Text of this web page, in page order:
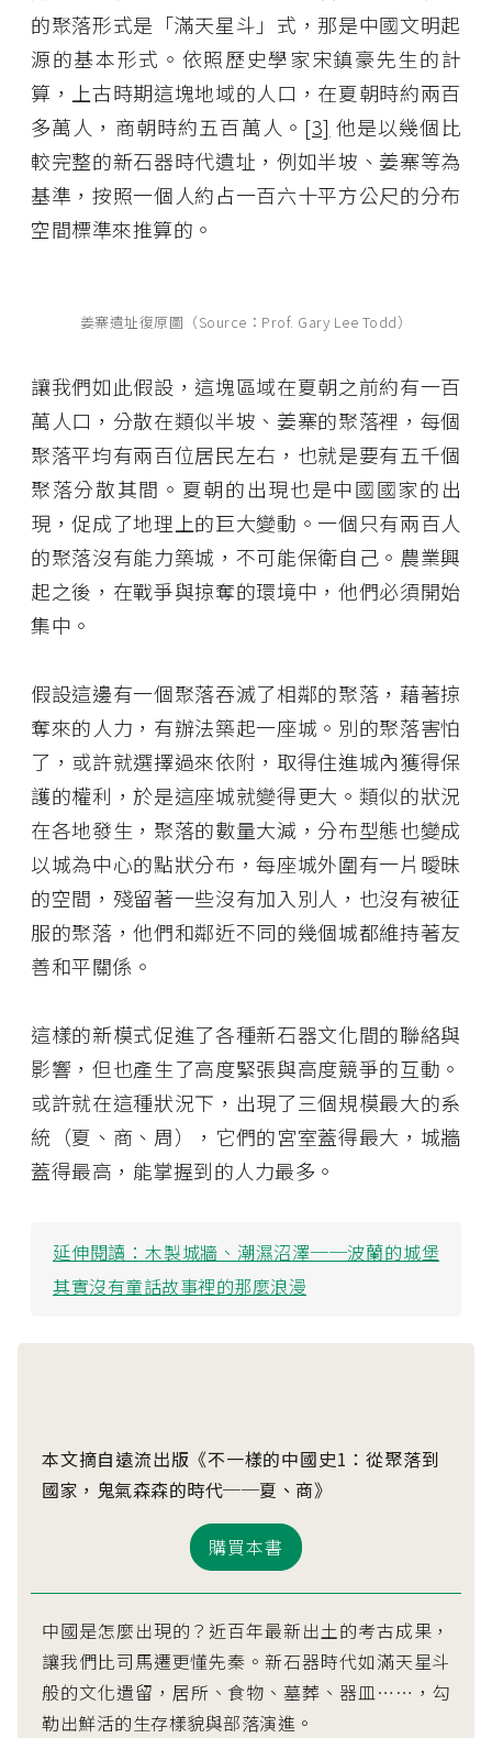
的聚落形式是「滿天星斗」式，那是中國文明起
源的基本形式。依照歷史學家宋鎮豪先生的計
算，上古時期這塊地域的人口，在夏朝時約兩百
多萬人，商朝時約五百萬人。 [3] 他是以幾個比
較完整的新石器時代遺址，例如半坡、姜寨等為
基準，按照一個人約占一百六十平方公尺的分布
空間標準來推算的。
姜寨遺址復原圖（Source：Prof. Gary Lee Todd）
讓我們如此假設，這塊區域在夏朝之前約有一百
萬人口，分散在類似半坡、姜寨的聚落裡，每個
聚落平均有兩百位居民左右，也就是要有五千個
聚落分散其間。夏朝的出現也是中國國家的出
現，促成了地理上的巨大變動。一個只有兩百人
的聚落沒有能力築城，不可能保衛自己。農業興
起之後，在戰爭與掠奪的環境中，他們必須開始
集中。
假設這邊有一個聚落吞滅了相鄰的聚落，藉著掠
奪來的人力，有辦法築起一座城。別的聚落害怕
了，或許就選擇過來依附，取得住進城內獲得保
護的權利，於是這座城就變得更大。類似的狀況
在各地發生，聚落的數量大減，分布型態也變成
以城為中心的點狀分布，每座城外圍有一片曖昧
的空間，殘留著一些沒有加入別人，也沒有被征
服的聚落，他們和鄰近不同的幾個城都維持著友
善和平關係。
這樣的新模式促進了各種新石器文化間的聯絡與
影響，但也產生了高度緊張與高度競爭的互動。
或許就在這種狀況下，出現了三個規模最大的系
統（夏、商、周），它們的宮室蓋得最大，城牆
蓋得最高，能掌握到的人力最多。
延伸閱讀： 木製城牆、潮濕沼澤──波蘭的城堡
其實沒有童話故事裡的那麼浪漫
本文摘自遠流出版《不一樣的中國史1：從聚落到
國家，鬼氣森森的時代──夏、商》
購買本書
中國是怎麼出現的？近百年最新出土的考古成果，
讓我們比司馬遷更懂先秦。新石器時代如滿天星斗
般的文化遺留，居所、食物、墓葬、器皿……，勾
勒出鮮活的生存樣貌與部落演進。